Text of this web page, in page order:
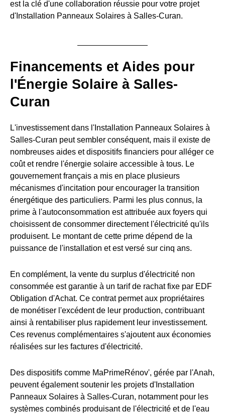
est la clé d'une collaboration réussie pour votre projet
d'Installation Panneaux Solaires à Salles-Curan.
Financements et Aides pour
l'Énergie Solaire à Salles-
Curan
L'investissement dans l'Installation Panneaux Solaires à
Salles-Curan peut sembler conséquent, mais il existe de
nombreuses aides et dispositifs financiers pour alléger ce
coût et rendre l'énergie solaire accessible à tous. Le
gouvernement français a mis en place plusieurs
mécanismes d'incitation pour encourager la transition
énergétique des particuliers. Parmi les plus connus, la
prime à l'autoconsommation est attribuée aux foyers qui
choisissent de consommer directement l'électricité qu'ils
produisent. Le montant de cette prime dépend de la
puissance de l'installation et est versé sur cinq ans.
En complément, la vente du surplus d'électricité non
consommée est garantie à un tarif de rachat fixe par EDF
Obligation d'Achat. Ce contrat permet aux propriétaires
de monétiser l'excédent de leur production, contribuant
ainsi à rentabiliser plus rapidement leur investissement.
Ces revenus complémentaires s'ajoutent aux économies
réalisées sur les factures d'électricité.
Des dispositifs comme MaPrimeRénov', gérée par l'Anah,
peuvent également soutenir les projets d'Installation
Panneaux Solaires à Salles-Curan, notamment pour les
systèmes combinés produisant de l'électricité et de l'eau